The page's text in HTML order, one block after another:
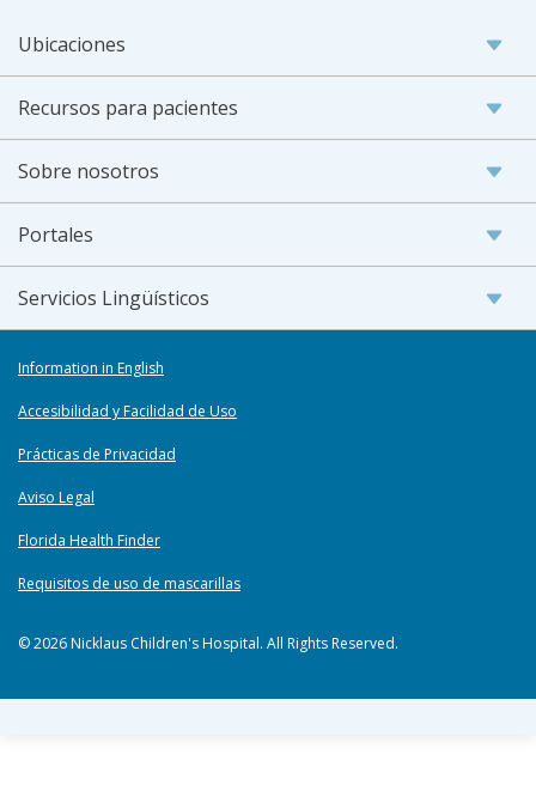
Ubicaciones
Recursos para pacientes
Sobre nosotros
Portales
Servicios Lingüísticos
Information in English
Accesibilidad y Facilidad de Uso
Prácticas de Privacidad
Aviso Legal
Florida Health Finder
Requisitos de uso de mascarillas
© 2026 Nicklaus Children's Hospital. All Rights Reserved.